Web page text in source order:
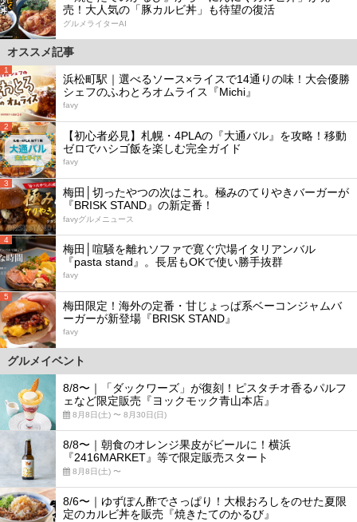
売！大人気の「豚カルビ丼」も待望の復活
グルメライターAI
オススメ記事
1
浜松町駅｜選べるソース×ライスで14通りの味！大会優勝
シェフのふわとろオムライス『Michi』
favy
2
【初心者必見】札幌・4PLAの『大通バル』を攻略！移動
ゼロでハシゴ飯を楽しむ完全ガイド
favy
3
梅田│切ったやつの次はこれ。極みのてりやきバーガーが
『BRISK STAND』の新定番！
favyグルメニュース
4
梅田│喧騒を離れソファで寛ぐ穴場イタリアンバル
『pasta stand』。長居もOKで使い勝手抜群
favy
5
梅田限定！海外の定番・甘じょっぱ系ベーコンジャムバ
ーガーが新登場『BRISK STAND』
favy
グルメイベント
8/8〜｜「ダックワーズ」が復刻！ピスタチオ香るパルフ
ェなど限定販売『ヨックモック青山本店』
8月8日(土) 〜 8月30日(日)
8/8〜｜朝食のオレンジ果皮がビールに！横浜
『2416MARKET』等で限定販売スタート
8月8日(土) 〜
8/6〜｜ゆずぽん酢でさっぱり！大根おろしをのせた夏限
定のカルビ丼を販売『焼きたてのかるび』